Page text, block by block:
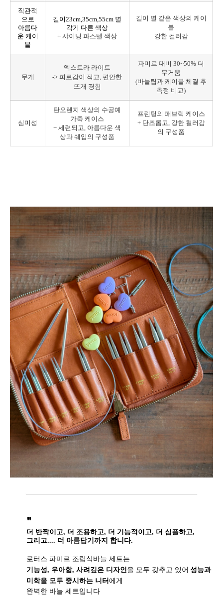
직관적
으로
아름다
운 케이
블
길이23cm,35cm,55cm 별
각기 다른 색상
+ 샤이닝 파스텔 색상
길이 별 같은 색상의 케이
블
강한 컬러감
무게
엑스트라 라이트
-> 피로감이 적고, 편안한
뜨개 경험
파미르 대비 30~50% 더
무거움
(바늘팁과 케이블 체결 후
측정 비교)
심미성
탄오렌지 색상의 수공예
가죽 케이스
+ 세련되고, 아름다운 색
상과 쉐입의 구성품
프린팅의 패브릭 케이스
+ 단조롭고, 강한 컬러감
의 구성품
"
더 반짝이고, 더 조용하고, 더 기능적이고, 더 심플하고,
그리고.... 더 아름답기까지 합니다.
로터스 파미르 조립식바늘 세트는
기능성, 우아함, 사려깊은 디자인 을 모두 갖추고 있어 성능과
미학을 모두 중시하는 니터 에게
완벽한 바늘 세트입니다